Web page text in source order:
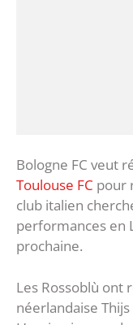
Bologne FC veut
Toulouse FC pour
club italien
performances en
prochaine.
Les Rossoblù ont
néerlandaise